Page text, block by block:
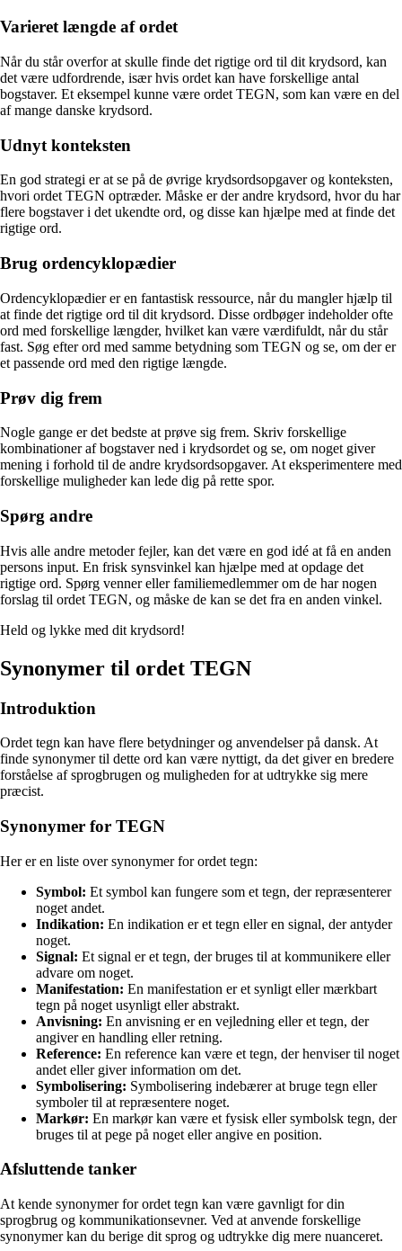
Varieret længde af ordet
Når du står overfor at skulle finde det rigtige ord til dit krydsord, kan
det være udfordrende, især hvis ordet kan have forskellige antal
bogstaver. Et eksempel kunne være ordet TEGN, som kan være en del
af mange danske krydsord.
Udnyt konteksten
En god strategi er at se på de øvrige krydsordsopgaver og konteksten,
hvori ordet TEGN optræder. Måske er der andre krydsord, hvor du har
flere bogstaver i det ukendte ord, og disse kan hjælpe med at finde det
rigtige ord.
Brug ordencyklopædier
Ordencyklopædier er en fantastisk ressource, når du mangler hjælp til
at finde det rigtige ord til dit krydsord. Disse ordbøger indeholder ofte
ord med forskellige længder, hvilket kan være værdifuldt, når du står
fast. Søg efter ord med samme betydning som TEGN og se, om der er
et passende ord med den rigtige længde.
Prøv dig frem
Nogle gange er det bedste at prøve sig frem. Skriv forskellige
kombinationer af bogstaver ned i krydsordet og se, om noget giver
mening i forhold til de andre krydsordsopgaver. At eksperimentere med
forskellige muligheder kan lede dig på rette spor.
Spørg andre
Hvis alle andre metoder fejler, kan det være en god idé at få en anden
persons input. En frisk synsvinkel kan hjælpe med at opdage det
rigtige ord. Spørg venner eller familiemedlemmer om de har nogen
forslag til ordet TEGN, og måske de kan se det fra en anden vinkel.
Held og lykke med dit krydsord!
Synonymer til ordet TEGN
Introduktion
Ordet tegn kan have flere betydninger og anvendelser på dansk. At
finde synonymer til dette ord kan være nyttigt, da det giver en bredere
forståelse af sprogbrugen og muligheden for at udtrykke sig mere
præcist.
Synonymer for TEGN
Her er en liste over synonymer for ordet tegn:
Symbol: Et symbol kan fungere som et tegn, der repræsenterer
noget andet.
Indikation: En indikation er et tegn eller en signal, der antyder
noget.
Signal: Et signal er et tegn, der bruges til at kommunikere eller
advare om noget.
Manifestation: En manifestation er et synligt eller mærkbart
tegn på noget usynligt eller abstrakt.
Anvisning: En anvisning er en vejledning eller et tegn, der
angiver en handling eller retning.
Reference: En reference kan være et tegn, der henviser til noget
andet eller giver information om det.
Symbolisering: Symbolisering indebærer at bruge tegn eller
symboler til at repræsentere noget.
Markør: En markør kan være et fysisk eller symbolsk tegn, der
bruges til at pege på noget eller angive en position.
Afsluttende tanker
At kende synonymer for ordet tegn kan være gavnligt for din
sprogbrug og kommunikationsevner. Ved at anvende forskellige
synonymer kan du berige dit sprog og udtrykke dig mere nuanceret.